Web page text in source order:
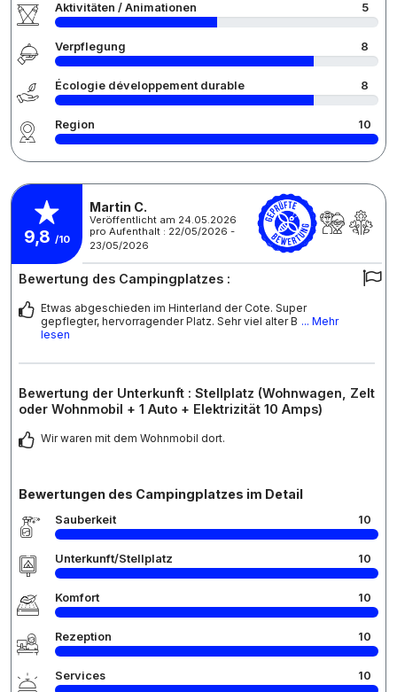
Aktivitäten / Animationen 5
Verpflegung 8
Écologie développement durable 8
Region 10
9,8 /10
Martin C.
Veröffentlicht am 24.05.2026
pro Aufenthalt : 22/05/2026 -
23/05/2026
Bewertung des Campingplatzes :
Etwas abgeschieden im Hinterland der Cote. Super
gepflegter, hervorragender Platz. Sehr viel alter B ... Mehr
lesen
Bewertung der Unterkunft : Stellplatz (Wohnwagen, Zelt
oder Wohnmobil + 1 Auto + Elektrizität 10 Amps)
Wir waren mit dem Wohnmobil dort.
Bewertungen des Campingplatzes im Detail
Sauberkeit 10
Unterkunft/Stellplatz 10
Komfort 10
Rezeption 10
Services 10